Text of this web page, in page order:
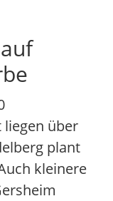
liegen über
plant
kleinere